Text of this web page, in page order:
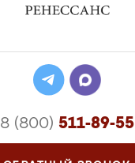
8 (800) 511-89-55